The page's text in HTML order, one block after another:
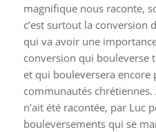
magnifique nous raconte,
c’est surtout la conversion
qui va avoir une
conversion qui bouleverse
et qui bouleversera encore
communautés
n’ait été racontée, par Luc
bouleversements qui se